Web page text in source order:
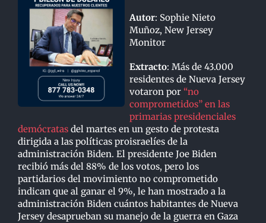
Autor: Sophie Nieto
Muñoz, New Jersey
Monitor
Extracto: Más de 43.000
residentes de Nueva Jersey
votaron por “no
comprometidos” en las
primarias presidenciales
demócratas del martes en un gesto de protesta
dirigida a las políticas proisraelíes de la
administración Biden. El presidente Joe Biden
recibió más del 88% de los votos, pero los
partidarios del movimiento no comprometido
indican que al ganar el 9%, le han mostrado a la
administración Biden cuántos habitantes de Nueva
Jersey desaprueban su manejo de la guerra en Gaza